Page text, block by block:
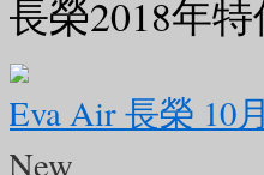
選
長榮2018年
Eva Air 長榮 10
New